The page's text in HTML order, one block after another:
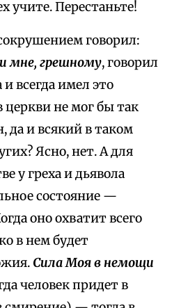
учите. Перестаньте!
говорил:
мне, грешному, говорил
всегда имел это
церкви не мог бы так
да и всякий в таком
Ясно, нет. А для
у греха и дьявола
состояние —
оно охватит всего
в нем будет
Сила Моя в немощи
человек придет в